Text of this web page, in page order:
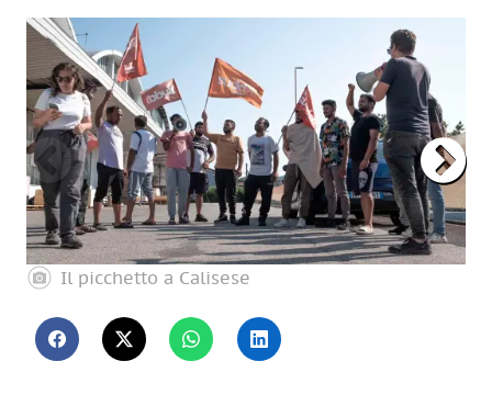
Il picchetto a Calisese